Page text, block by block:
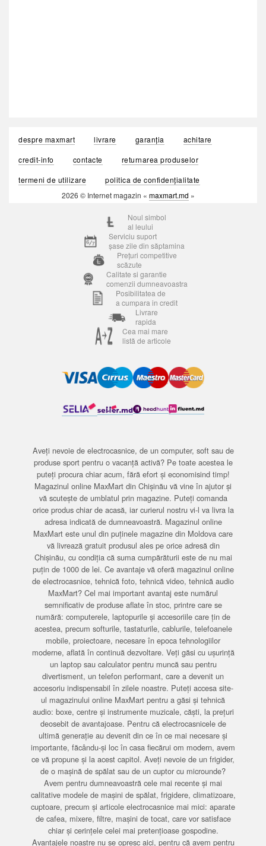
despre maxmart livrare garanția
achitare
credit-info
contacte
returnarea produselor
termeni de utilizare
politica de confidențialitate
2026 © Internet magazin « maxmart.md »
Noul simbol
al leului
Serviciu suport
șase zile din săptamina
Prețuri competitive
scăzute
Calitate si garantie
comenzii dumneavoastra
Posibilitatea de
a cumpara in credit
Livrare
rapida
Cea mai mare
listă de articole
Aveți nevoie de electrocasnice, de un computer, soft sau de
produse sport pentru o vacanță activă? Pe toate acestea le
puteți procura chiar acum, fără efort și economisind timp!
Magazinul online MaxMart din Chișinău vă vine în ajutor și
vă scutește de umblatul prin magazine. Puteți comanda
orice produs chiar de acasă, iar curierul nostru vi-l va livra la
adresa indicată de dumneavoastră. Magazinul online
MaxMart este unul din puținele magazine din Moldova care
vă livrează gratuit produsul ales pe orice adresă din
Chișinău, cu condiția că suma cumpărăturii este de nu mai
puțin de 1000 de lei. Ce avantaje vă oferă magazinul online
de electrocasnice, tehnică foto, tehnică video, tehnică audio
MaxMart? Cel mai important avantaj este numărul
semnificativ de produse aflate în stoc, printre care se
numără: computerele, laptopurile și accesoriile care țin de
acestea, precum softurile, tastaturile, cablurile, telefoanele
mobile, proiectoare, necesare în epoca tehnologiilor
moderne, aflată în continuă dezvoltare. Veți găsi cu ușurință
un laptop sau calculator pentru muncă sau pentru
divertisment, un telefon performant, care a devenit un
accesoriu indispensabil în zilele noastre. Puteți accesa site-
ul magazinului online MaxMart pentru a găsi și tehnică
audio: boxe, centre și instrumente muzicale, căști, la prețuri
deosebit de avantajoase. Pentru că electrocasnicele de
ultimă generație au devenit din ce în ce mai necesare și
importante, făcându-și loc în casa fiecărui om modern, avem
ce vă propune și la acest capitol. Aveți nevoie de un frigider,
de o mașină de spălat sau de un cuptor cu microunde?
Avem pentru dumneavoastră cele mai recente și mai
calitative modele de mașini de spălat, frigidere, climatizoare,
cuptoare, precum și articole electrocasnice mai mici: aparate
de cafea, mixere, filtre, mașini de tocat, care vor satisface
chiar și cerințele celei mai pretențioase gospodine.
Avantajele noastre nu se opresc aici, pentru că avem pentru